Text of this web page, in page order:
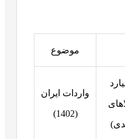
موضوع
از 20 میلیارد
واردات ایران
(1402)